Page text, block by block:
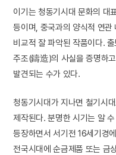
이기는 청동기시대 문화의
등이며, 중국과의 양식적 연관
비교적 잘 파악된 작품이다.
주조(鑄造)의 사실을 증명하
발견되는 수가 있다.
청동기시대가 지나면 철기시
제작된다. 분명한 시기는 알
등장하면서 서기전 16세기경
전국시대에 순금제품 또는 금